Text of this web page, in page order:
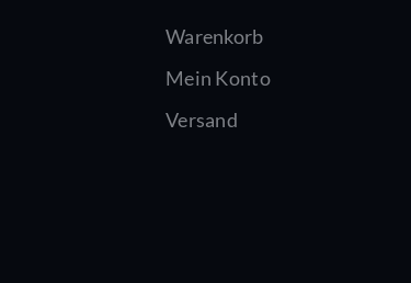
Warenkorb
Mein Konto
Versand